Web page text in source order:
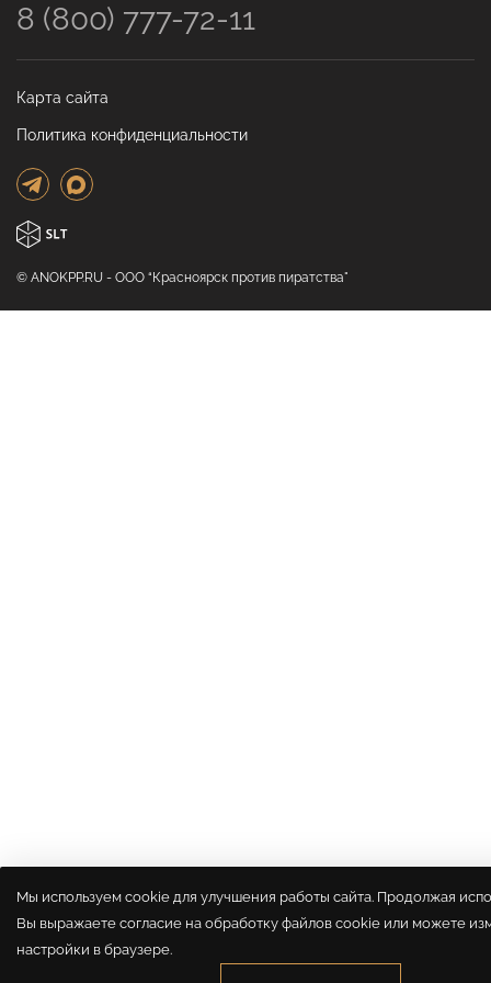
Мы используем cookie для улучшения работы сайта. Продолжая
Вы выражаете согласие на обработку файлов cookie или можете
настройки в браузере.
8 (800) 777-72-11
Карта сайта
Политика конфиденциальности
© ANOKPP.RU - ООО “Красноярск против пиратства"